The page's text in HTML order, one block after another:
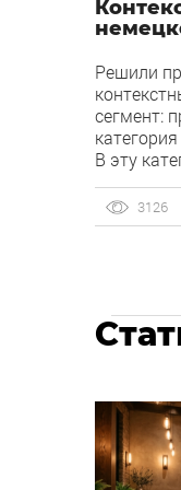
Решили
сегмент:
В эту
3126